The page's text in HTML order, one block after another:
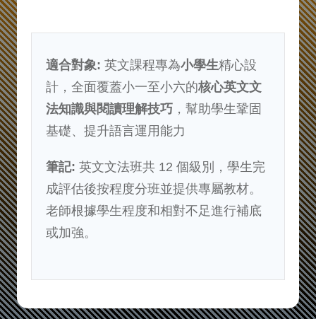
適合對象: 英文課程專為小學生精心設
計，全面覆蓋小一至小六的核心英文文
法知識與閱讀理解技巧 ，幫助學生鞏固
基礎、提升語言運用能力
筆記: 英文文法班共 12 個級別，學生完
成評估後按程度分班並提供專屬教材。
老師根據學生程度和相對不足進行補底
或加強。